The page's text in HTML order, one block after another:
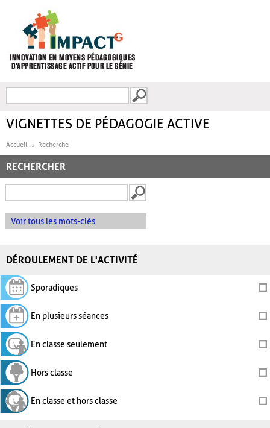
FORMULAIRE DE
VIGNETTES DE PÉDAGOGIE ACTIVE
Accueil Recherche
RECHERCHER
Voir tous les mots-clés
DÉROULEMENT DE L'ACTIVITÉ
Sporadiques
En plusieurs séances
En classe seulement
Hors classe
En classe et hors classe